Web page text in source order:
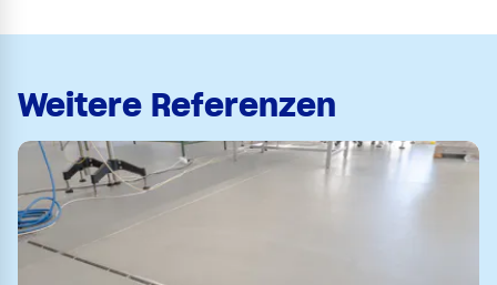
Weitere Referenzen